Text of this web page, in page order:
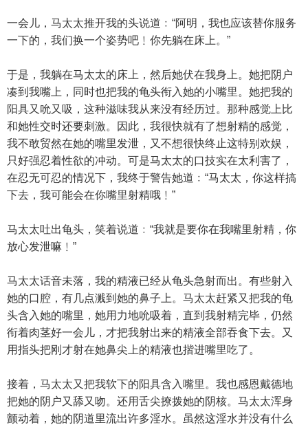
一会儿，马太太推开我的头说道﹕“阿明，我也应该替你服务
一下的，我们换一个姿势吧﹗你先躺在床上。”
于是，我躺在马太太的床上，然后她伏在我身上。她把阴户
凑到我嘴上，同时也把我的龟头衔入她的小嘴里。她把我的
阳具又吮又吸，这种滋味我从来没有经历过。那种感觉上比
和她性交时还要刺激。因此，我很快就有了想射精的感觉，
我不敢贸然在她的嘴里发泄，又不想很快终止这特别欢娱，
只好强忍着性欲的冲动。可是马太太的口技实在太利害了，
在忍无可忍的情况下，我终于警告她道﹕“马太太，你这样搞
下去，我可能会在你嘴里射精哦﹗”
马太太吐出龟头，笑着说道﹕“我就是要你在我嘴里射精，你
放心发泄嘛﹗”
马太太话音未落，我的精液已经从龟头急射而出。有些射入
她的口腔，有几点溅到她的鼻子上。马太太赶紧又把我的龟
头含入她的嘴里，她用力地吮吸着，直到我射精完毕，仍然
衔着肉茎好一会儿，才把我射出来的精液全部吞食下去。又
用指头把刚才射在她鼻尖上的精液也揩进嘴里吃了。
接着，马太太又把我软下的阳具含入嘴里。我也感恩戴德地
把她的阴户又舔又吻。还用舌尖撩拨她的阴核。马太太浑身
颤动着，她的阴道里流出许多淫水。虽然这淫水并没有什么